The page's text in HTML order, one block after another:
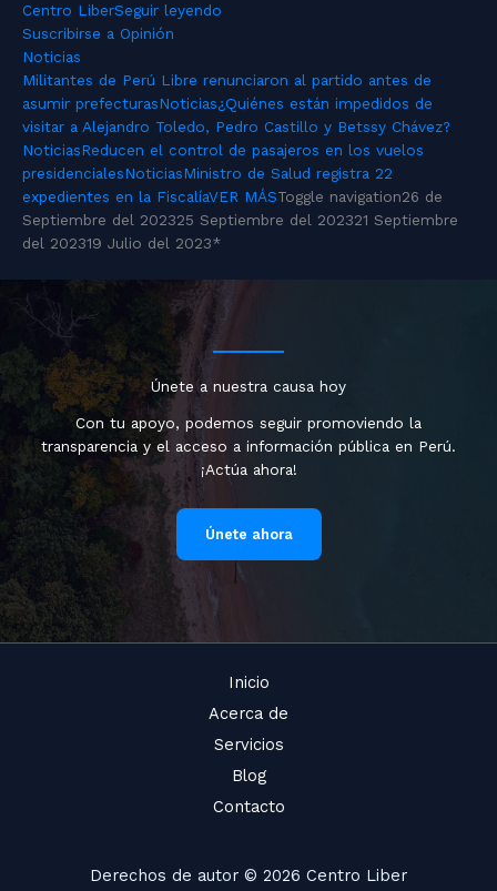
Centro LiberSeguir leyendo
Suscribirse a Opinión
Noticias
Militantes de Perú Libre renunciaron al partido antes de
asumir prefecturasNoticias¿Quiénes están impedidos de
visitar a Alejandro Toledo, Pedro Castillo y Betssy Chávez?
NoticiasReducen el control de pasajeros en los vuelos
presidencialesNoticiasMinistro de Salud registra 22
expedientes en la FiscalíaVER MÁSToggle navigation26 de
Septiembre del 202325 Septiembre del 202321 Septiembre
del 202319 Julio del 2023*
Únete a nuestra causa hoy
Con tu apoyo, podemos seguir promoviendo la
transparencia y el acceso a información pública en Perú.
¡Actúa ahora!
Únete ahora
Inicio
Acerca de
Servicios
Blog
Contacto
Derechos de autor © 2026 Centro Liber